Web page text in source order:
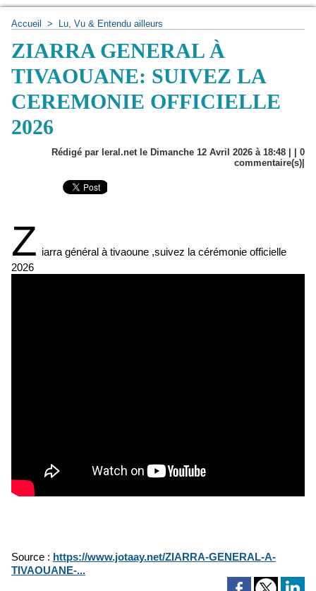
Accueil > Lu, Vu & Entendu ailleurs
ZIARRA GENERAL À
TIVAOUANE: SUIVEZ LA
CEREMONIE OFFICIELLE
2026
Rédigé par leral.net le Dimanche 12 Avril 2026 à 18:48 | | 0
commentaire(s)|
Z iarra général à tivaoune ,suivez la cérémonie officielle
2026
Source : https://www.jotaay.net/ZIARRA-GENERAL-A-
TIVAOUANE-...